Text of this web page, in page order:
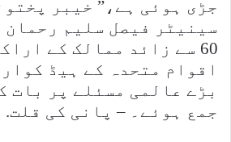
جڑی ہوئی ہے،” خیبر
سینیٹر فیصل سلیم رحمان
60 سے زائد ممالک کے
اقوام متحدہ کے ہیڈ
بڑے عالمی مسئلے پر بات
جمع ہوئے۔ – پانی کی قلت.